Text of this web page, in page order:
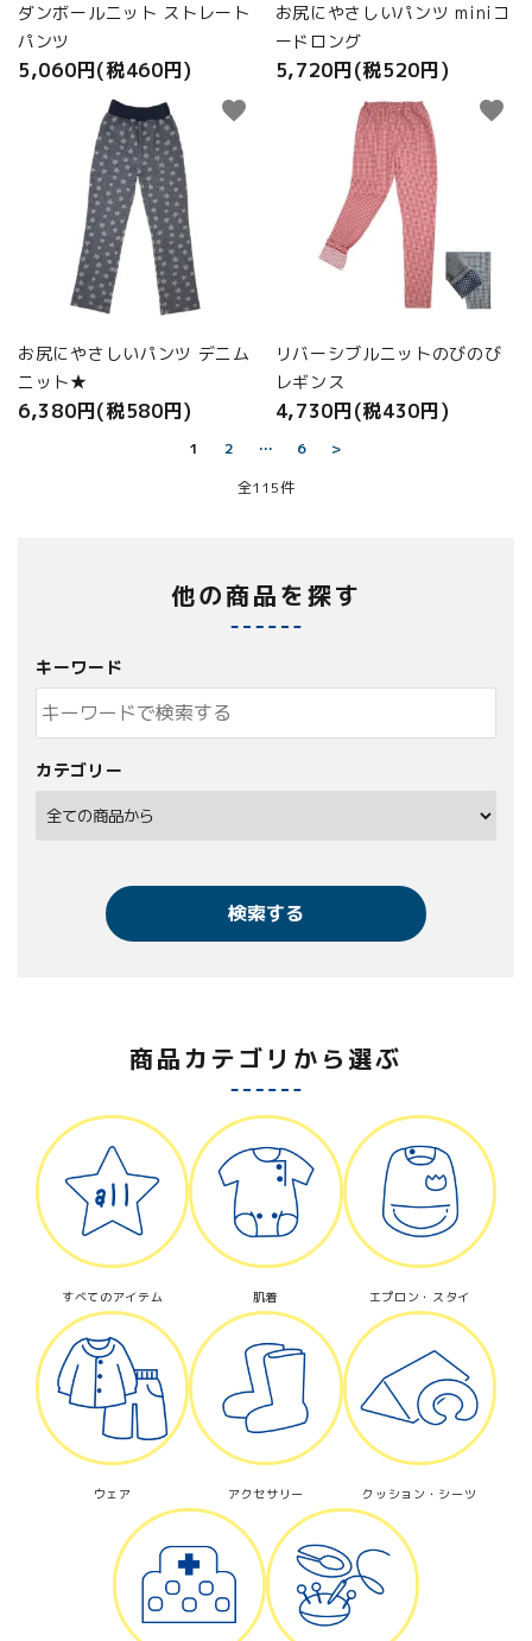
ダンボールニット ストレート
パンツ
5,060円(税460円)
お尻にやさしいパンツ miniコ
ードロング
5,720円(税520円)
お尻にやさしいパンツ デニム
ニット★
6,380円(税580円)
favorite
リバーシブルニットのびのび
レギンス
4,730円(税430円)
favorite
1 2 … 6
>
全115件
他の商品を探す
キーワード
カテゴリー
検索する
カテゴリー
検索する
商品カテゴリから選ぶ
すべてのアイテム 肌着 エプロン・スタイ
ウェア アクセサリー クッション・シーツ